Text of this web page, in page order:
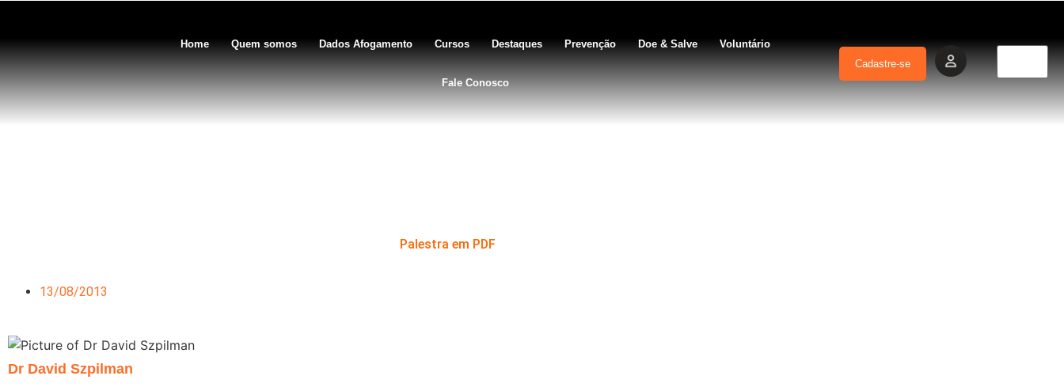
Home Quem somos Dados Afogamento Cursos Destaques Prevenção Doe & Salve Voluntário
Fale Conosco
Cadastre-se
Palestra na Expolazer – SP – Maj Carlos Smicelato
Palestra em PDF
13/08/2013
Dr David Szpilman